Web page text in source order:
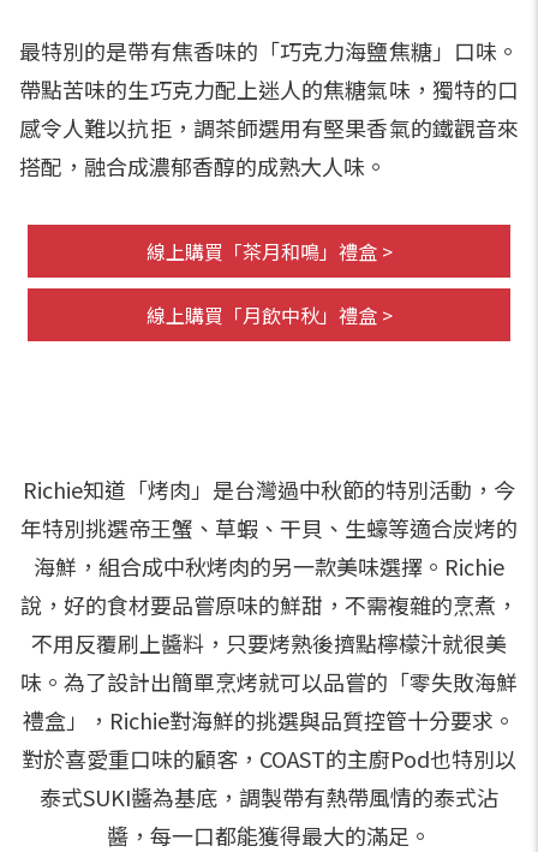
最特別的是帶有焦香味的「巧克⼒海鹽焦糖」口味。
帶點苦味的生巧克力配上迷人的焦糖氣味，獨特的口
感令人難以抗拒，調茶師選用有堅果香氣的鐵觀音來
搭配，融合成濃郁香醇的成熟大人味。
線上購買「茶月和鳴」禮盒 >
線上購買「月飲中秋」禮盒 >
Richie知道「烤肉」是台灣過中秋節的特別活動，今
年特別挑選帝王蟹、草蝦、干貝、生蠔等適合炭烤的
海鮮，組合成中秋烤肉的另一款美味選擇。Richie
說，好的食材要品嘗原味的鮮甜，不需複雜的烹煮，
不用反覆刷上醬料，只要烤熟後擠點檸檬汁就很美
味。為了設計出簡單烹烤就可以品嘗的「零失敗海鮮
禮盒」，Richie對海鮮的挑選與品質控管十分要求。
對於喜愛重口味的顧客，COAST的主廚Pod也特別以
泰式SUKI醬為基底，調製帶有熱帶風情的泰式沾
醬，每一口都能獲得最大的滿足。